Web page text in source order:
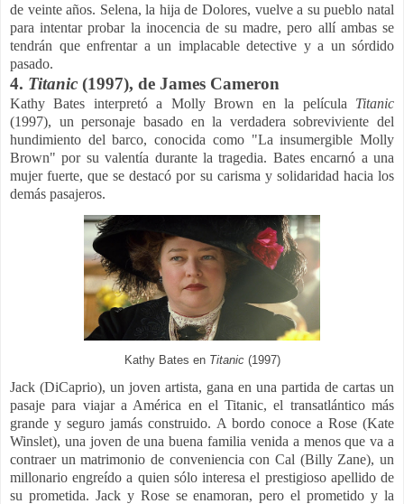
de veinte años. Selena, la hija de Dolores, vuelve a su pueblo natal
para intentar probar la inocencia de su madre, pero allí ambas se
tendrán que enfrentar a un implacable detective y a un sórdido
pasado.
4. Titanic (1997), de James Cameron
Kathy Bates interpretó a Molly Brown en la película Titanic
(1997), un personaje basado en la verdadera sobreviviente del
hundimiento del barco, conocida como "La insumergible Molly
Brown" por su valentía durante la tragedia. Bates encarnó a una
mujer fuerte, que se destacó por su carisma y solidaridad hacia los
demás pasajeros.
Kathy Bates en Titanic (1997)
Jack (DiCaprio), un joven artista, gana en una partida de cartas un
pasaje para viajar a América en el Titanic, el transatlántico más
grande y seguro jamás construido. A bordo conoce a Rose (Kate
Winslet), una joven de una buena familia venida a menos que va a
contraer un matrimonio de conveniencia con Cal (Billy Zane), un
millonario engreído a quien sólo interesa el prestigioso apellido de
su prometida. Jack y Rose se enamoran, pero el prometido y la